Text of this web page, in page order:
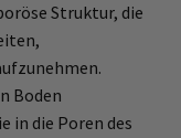
Struktur, die
Boden
in die Poren des